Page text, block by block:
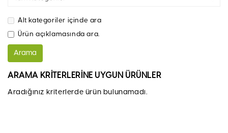
Alt kategoriler içinde ara
Ürün açıklamasında ara.
ARAMA KRITERLERINE UYGUN ÜRÜNLER
Aradığınız kriterlerde ürün bulunamadı.